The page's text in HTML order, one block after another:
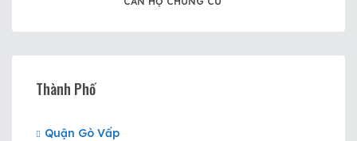
Thành Phố
Quận Gò Vấp